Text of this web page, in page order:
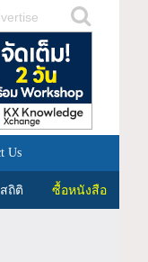
Us
สถิติ ซื้อหนังสือ